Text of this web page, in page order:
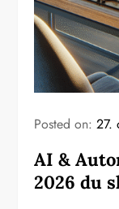
Posted on:27.
AI &
2026 du